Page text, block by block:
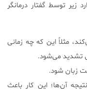
زیر توسط گفتار درمانگر
مثلاً این که چه زمانی
تشدید می‌شود.
زبان شود.
آن‌ها؛ این کار باعث